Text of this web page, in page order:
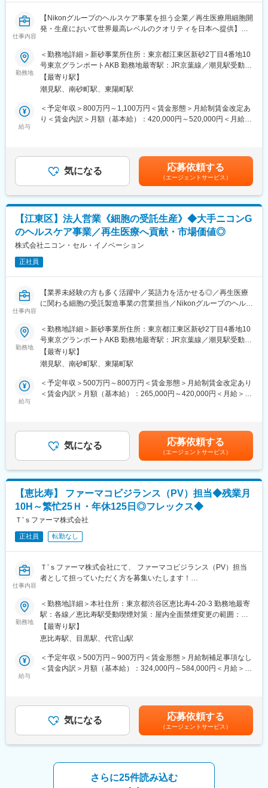
・残業時間は10～20時間/月、土日出勤は年数回程度です。
◇仕事魅力
・医療を支える社会貢献性の高い仕事でありながら、最先端技術
現できるポジションです。
・マネージャーや本部スタッフへのキャリアパスがあり、将来的
に組織運営を担う人材を目指せます。
1921年創業「医療を通じて社会に貢献する」を企業理念とし、売
上高1兆1,319億円／（2026年3月）、グローバル売上比率77％、
掲げ、医療課題への革新的かつ包括的なソリューションを提供す
ることで、社会価値の創造に貢献し企業価値の最大化を目指しま
す
変更の範囲：会社の定める業務
仕事内容
【Nikonグループのヘルスケア事業を担う企業／再生医療用細胞開
発・生産において世界最高レベルのクオリティを日本へ提供】
【業務概要】
再生医療受託製造の拡大に伴い、ビジネス基盤となるシステム設
計から運用までを統括いただきます。顧客やベンダー等とのコミ
ュニケーションを通じて、事業推進に必要なITシステム全域での
課題・対策を整理し、経営資源の最適化を前提に、アーキテクチ
ャの設計及びアプリケーションやインフラのコンポーネント定義
を担当いただきます。
■医薬品製造業におけるアプリケーション・インフラのアーキテク
チャ構築・コンポーネント定義
顧客ニーズをふまえ、アプリケーション・インフラ含めたIT全体
ら、最適なアーキテクチャ構築・コンポーネント定義を進めてい
ただきます。
※当社はニコングループの一員として、親会社であるニコンのIT基
盤を活用しています。
【やりがい】
成長産業である再生医療業界の最前線において、国内外のお客様
のニーズを汲み取りながら、事業推進に最適なアーキテクチャ構
築・コンポーネント定義を進めていただくITアーキテクトとして
のご経験は、ビジネスを通じた社会貢献への直接的な関与だけで
におけるITの体系的理解を深め、IT技術者としてのキャリアの幅が
広がるポジションです。
【キャリアパス】
ただくため、社内外（海外顧客を含む）のミーティングに主体的
に参加いただきます。そして、徐々にIT関連プロジェクトにプレ
主担当としてリードしていただくことを期待しています。その先
は、志向や適性に応じて、IT戦略を牽引するマネジメントポジシ
ョンへとキャリアを広げていただくことも可能です。
変更の範囲：会社の定める業務
勤務地
＜勤務地詳細＞新砂事業所住所：東京都江東区新砂2丁目4番地10
号東京グランポートAKB 勤務地最寄駅：JR京葉線／潮見駅受動喫
煙対策：屋内全面禁煙変更の範囲：会社の定める事業所
【最寄り駅】
潮見駅、南砂町駅、東陽町駅
給与
＜予定年収＞800万円～1,100万円＜賃金形態＞月給制賃金改定あ
り＜賃金内訳＞月額（基本給）：420,000円～520,000円＜月給＞
されます。(例：課長職5万)賃金はあくまでも目安の金額であり、
選考を通じて上下する可能性があります。月給(月額)は固定手当を
含めた表記です。
気になる 応募依頼する
（エージェントサービス）
【江東区】法人営業《細胞の受託生産》◆大手ニコンG
のヘルスケア事業／再生医療へ貢献・市場価値◎
株式会社ニコン・セル・イノベーション
正社員
仕事内容
【業界未経験の方も多く活躍中／英語力を活かせる◎／再生医療
に関わる細胞の受託製造事業の営業担当／Nikonグループのヘルス
【はじめに】
今回は、再生医療・遺伝子治療向けの細胞受託生産事業の事業拡
大に合わせ、製薬メーカーやバイオベンチャー等からの引き合い
に対する営業を担当していただきます。また、契約締結後のプロ
ジェクトに対する顧客対応、社内各種調整業務も担って頂きま
す。
■プロジェクト案件の各種契約締結に関する窓口対応
■社内各部門との調整
■顧客との調整（主要事項のエスカレーション）
【教育体制】
入社後は、新入社員説明やGMP教育（※）、OJT研修など、教育体
制を整えておりますので、安心してご入社いただけます。
食品や化学など、業界未経験の方も多く活躍しております。
※GMPとは、医薬品の製造や品質管理における基準で、安全でよ
り良い医薬品を作るために必要な仕組みのことです。
【魅力ポイント】
■安定性・成長性：
大手ニコングループで、成長産業である再生医療を中心に事業を
発・生産を行っており、安定性もございます。
■貢献性の高い医療業界へキャリアチェンジ：
医療の中でも今後特に伸びるといわれている再生医療領域に未経
【同社について】
ニコンが有する光学／画像解析技術と精密機器製造の実績と、
Lonza社の細胞生産技術のノウハウを活かした事業を展開してい
ます。Lonza社がもつネットワークも活かせるため、双方の技術
変更の範囲：会社の定める業務
勤務地
＜勤務地詳細＞新砂事業所住所：東京都江東区新砂2丁目4番地10
号東京グランポートAKB 勤務地最寄駅：JR京葉線／潮見駅受動喫
煙対策：屋内全面禁煙変更の範囲：会社の定める事業所
【最寄り駅】
潮見駅、南砂町駅、東陽町駅
給与
＜予定年収＞500万円～800万円＜賃金形態＞月給制賃金改定あり
＜賃金内訳＞月額（基本給）：265,000円～420,000円＜月給＞
であり、選考を通じて上下する可能性があります。月給(月額)は固
定手当を含めた表記です。
気になる 応募依頼する
（エージェントサービス）
【恵比寿】 ファーマコビジランス（PV）担当◆残業月
10H～繁忙25Ｈ・年休125日◎フレックス◆
Ｔ’ｓファーマ株式会社
正社員 転勤なし
仕事内容
Ｔ’ｓファーマ株式会社にて、 ファーマコビジランス（PV）担当
者として担っていただく方を募集いたします！
■業務内容：
・GVP／GPSP（症例に基づいた）業務手順書の作成、運用、管
理、改訂（T‘sファーマに基づいたSOPの作成）
・GVP／GPSP自己点検、教育訓練
・海外の業務提携会社（TEVA）からのPV監査対応および当局か
らの査察対応
・ファーマコビジランス契約の締結・維持・管理（海外の業務提
・就業時間は9:00-17:45（所定労働時間7時間45分） 、年間休日
125日とワークライフバランスを整えながら働くことができる環
極的に取り組んでいます。
└積立有給休暇制度：有効期間が満了した年次有給休暇を、体調
不良、短期疾病などのため連続して4日以上休む時に使えます。
勤務地
＜勤務地詳細＞本社住所：東京都渋谷区恵比寿4-20-3 勤務地最寄
駅：各線／恵比寿駅受動喫煙対策：屋内全面禁煙変更の範囲：会
社の定める事業所
【最寄り駅】
恵比寿駅、目黒駅、代官山駅
給与
＜予定年収＞500万円～900万円＜賃金形態＞月給制補足事項なし
＜賃金内訳＞月額（基本給）：324,000円～584,000円＜月給＞
年1回（翌年支給）賃金はあくまでも目安の金額であり、選考を通
じて上下する可能性があります。月給(月額)は固定手当を含めた表
記です。
気になる 応募依頼する
（エージェントサービス）
さらに25件読み込む